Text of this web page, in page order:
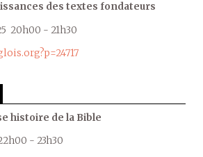
des textes fondateurs
20h00 - 21h30
histoire de la Bible
- 23h30